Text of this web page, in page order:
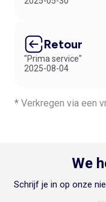
Retour
"Prima service"
2025-08-04
* Verkregen via een
We
Schrijf je in op onze